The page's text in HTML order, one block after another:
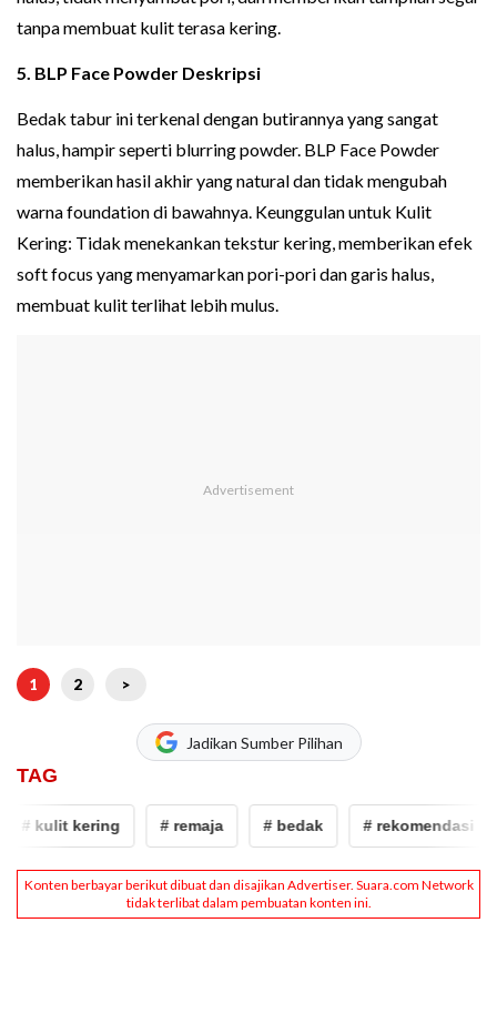
tanpa membuat kulit terasa kering.
5. BLP Face Powder Deskripsi
Bedak tabur ini terkenal dengan butirannya yang sangat
halus, hampir seperti blurring powder. BLP Face Powder
memberikan hasil akhir yang natural dan tidak mengubah
warna foundation di bawahnya. Keunggulan untuk Kulit
Kering: Tidak menekankan tekstur kering, memberikan efek
soft focus yang menyamarkan pori-pori dan garis halus,
membuat kulit terlihat lebih mulus.
1 2 >
Jadikan Sumber Pilihan
TAG
# kulit kering # remaja # bedak # rekomendasi